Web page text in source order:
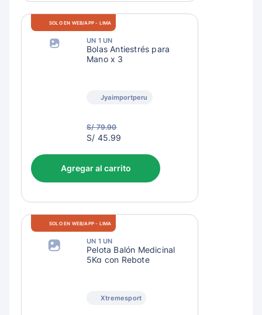
SOLO EN WEB/APP - LIMA
UN 1 UN
Bolas Antiestrés para
Mano x 3
Jyaimportperu
S/ 79.90
S/
S/ 45.99
Agregar al carrito
SOLO EN WEB/APP - LIMA
UN 1 UN
Pelota Balón Medicinal
5Kg con Rebote
Xtremesport